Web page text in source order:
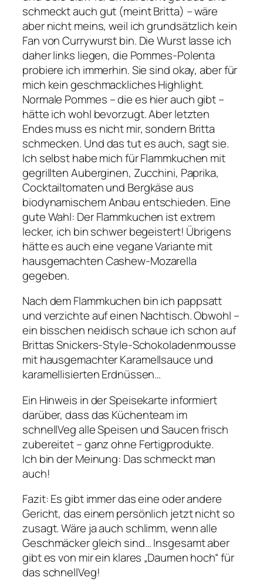
schmeckt auch gut (meint Britta) – wäre
aber nicht meins, weil ich grundsätzlich kein
Fan von Currywurst bin. Die Wurst lasse ich
daher links liegen, die Pommes-Polenta
probiere ich immerhin. Sie sind okay, aber für
mich kein geschmackliches Highlight.
Normale Pommes – die es hier auch gibt –
hätte ich wohl bevorzugt. Aber letzten
Endes muss es nicht mir, sondern Britta
schmecken. Und das tut es auch, sagt sie.
Ich selbst habe mich für Flammkuchen mit
gegrillten Auberginen, Zucchini, Paprika,
Cocktailtomaten und Bergkäse aus
biodynamischem Anbau entschieden. Eine
gute Wahl: Der Flammkuchen ist extrem
lecker, ich bin schwer begeistert! Übrigens
hätte es auch eine vegane Variante mit
hausgemachten Cashew-Mozarella
gegeben.
Nach dem Flammkuchen bin ich pappsatt
und verzichte auf einen Nachtisch. Obwohl –
ein bisschen neidisch schaue ich schon auf
Brittas Snickers-Style-Schokoladenmousse
mit hausgemachter Karamellsauce und
karamellisierten Erdnüssen…
Ein Hinweis in der Speisekarte informiert
darüber, dass das Küchenteam im
schnellVeg alle Speisen und Saucen frisch
zubereitet – ganz ohne Fertigprodukte.
Ich bin der Meinung: Das schmeckt man
auch!
Fazit: Es gibt immer das eine oder andere
Gericht, das einem persönlich jetzt nicht so
zusagt. Wäre ja auch schlimm, wenn alle
Geschmäcker gleich sind… Insgesamt aber
gibt es von mir ein klares „Daumen hoch“ für
das schnellVeg!